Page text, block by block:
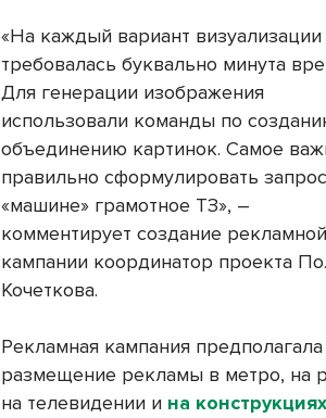
«На каждый вариант визуализации
требовалась буквально минута
Для генерации изображения
использовали команды по
объединению картинок. Самое
правильно сформулировать
«машине» грамотное ТЗ», –
комментирует создание рекламной
кампании координатор проекта
Кочеткова.
Рекламная кампания предполагала
размещение рекламы в метро, на
на телевидении и на конструкциях